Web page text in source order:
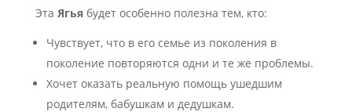
Эта Ягьябудет особенно полезна тем, кто:
Чувствует, что в его семье из поколения в
поколение повторяются одни и те же проблемы.
Хочет оказать реальную помощь ушедшим
родителям, бабушкам и дедушкам.